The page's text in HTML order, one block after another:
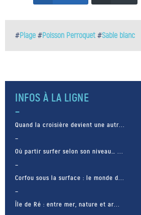
#Plage #Poisson Perroquet #Sable blanc
INFOS À LA LIGNE
Quand la croisière devient une autr...
Où partir surfer selon son niveau… ...
Corfou sous la surface : le monde d...
Île de Ré : entre mer, nature et ar...